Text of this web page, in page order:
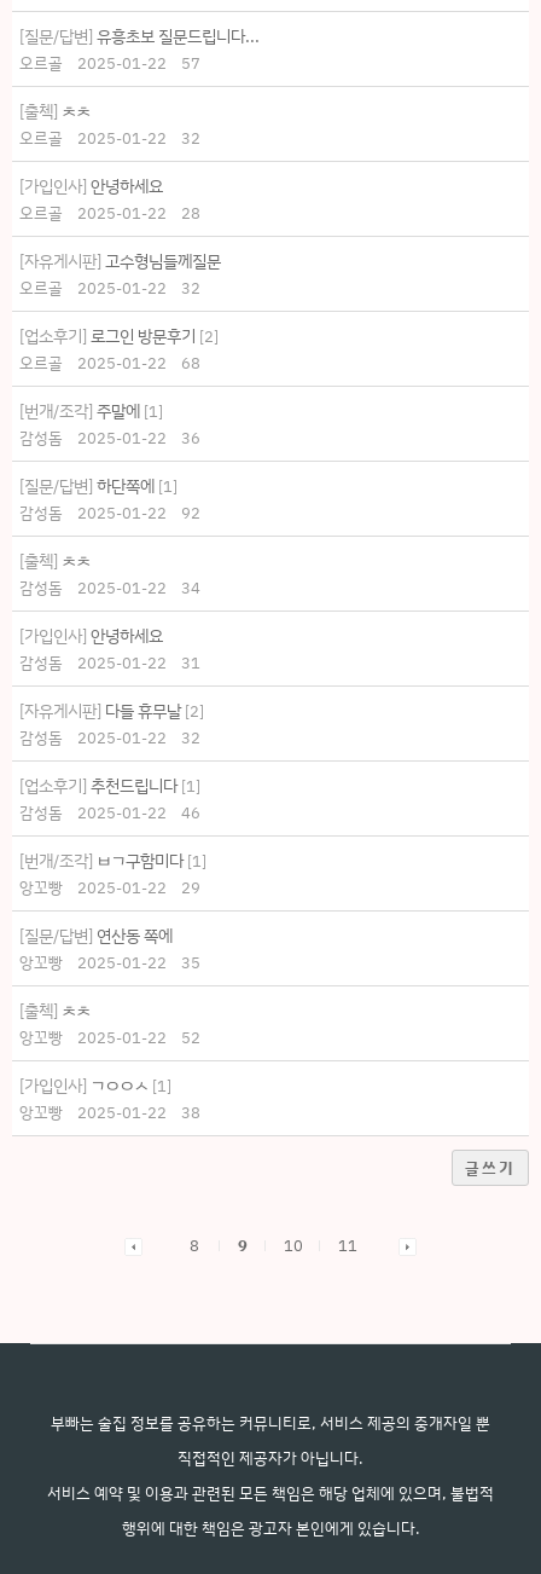
[질문/답변] 유흥초보 질문드립니다...
오르골 2025-01-22 57
[출첵] ㅊㅊ
오르골 2025-01-22 32
[가입인사] 안녕하세요
오르골 2025-01-22 28
[자유게시판] 고수형님들께질문
오르골 2025-01-22 32
[업소후기] 로그인 방문후기 [2]
오르골
2025-01-22 68
[번개/조각] 주말에 [1]
감성돔
2025-01-22 36
[질문/답변] 하단쪽에 [1]
감성돔
2025-01-22 92
[출첵] ㅊㅊ
감성돔 2025-01-22 34
[가입인사] 안녕하세요
감성돔 2025-01-22 31
[자유게시판] 다들 휴무날[2]
감성돔
2025-01-22 32
[업소후기] 추천드립니다[1]
감성돔
2025-01-22 46
[번개/조각] ㅂㄱ구함미다[1]
앙꼬빵
2025-01-22 29
[질문/답변] 연산동 쪽에
앙꼬빵 2025-01-22 35
[출첵] ㅊㅊ
앙꼬빵 2025-01-22 52
[가입인사] ㄱㅇㅇㅅ [1]
앙꼬빵
2025-01-22 38
글쓰기
8 9 10 11
부빠는 술집 정보를 공유하는 커뮤니티로, 서비스 제공의 중개자일 뿐
직접적인 제공자가 아닙니다.
서비스 예약 및 이용과 관련된 모든 책임은 해당 업체에 있으며, 불법적
행위에 대한 책임은 광고자 본인에게 있습니다.